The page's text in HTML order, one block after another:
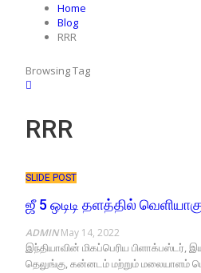
Home
Blog
RRR
Browsing Tag
RRR
SLIDE POST
ஜீ 5 ஒடிடி தளத்தில்
ADMINMay 14, 2022
இந்தியாவின் மிகப்பெரிய பிளாக்பஸ்டர்,
தெலுங்கு, கன்னடம் மற்றும் மலையாளம்